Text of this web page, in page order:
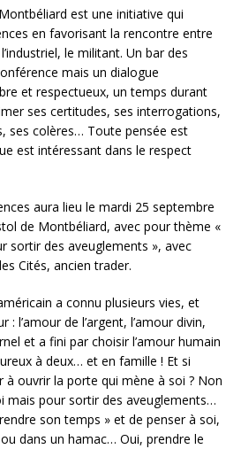
est une initiative qui
en favorisant la rencontre entre
le militant. Un bar des
mais un dialogue
et respectueux, un temps durant
ses certitudes, ses interrogations,
ses colères… Toute pensée est
est intéressant dans le respect
aura lieu le mardi 25 septembre
de Montbéliard, avec pour thème «
sortir des aveuglements », avec
Cités, ancien trader.
a connu plusieurs vies, et
: l’amour de l’argent, l’amour divin,
et a fini par choisir l’amour humain
à deux… et en famille ! Et si
à ouvrir la porte qui mène à soi ? Non
mais pour sortir des aveuglements…
son temps » et de penser à soi,
dans un hamac… Oui, prendre le